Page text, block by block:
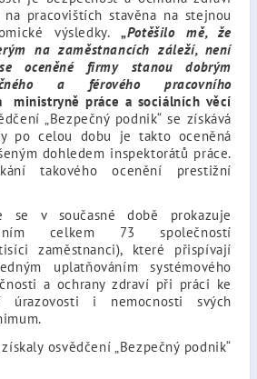
pracovištích stavěna na stejnou
výsledky. „Potěšilo mě, že
na zaměstnancích záleží, není
oceněné firmy stanou dobrým
a férového pracovního
ministryně práce a sociálních věcí
„Bezpečný podnik“ se získává
po celou dobu je takto oceněná
dohledem inspektorátů práce.
takového ocenění prestižní
se v současné době prokazuje
celkem 73 společností
zaměstnanci), které přispívají
uplatňováním systémového
a ochrany zdraví při práci ke
úrazovosti i nemocnosti svých
osvědčení „Bezpečný podnik“